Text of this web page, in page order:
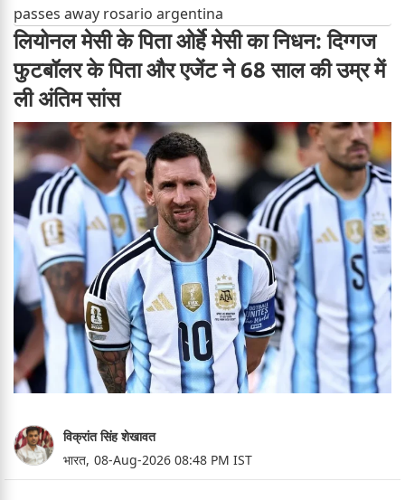
passes away rosario argentina
लियोनल मेसी के पिता ओर्हे मेसी का निधन: दिग्गज
फुटबॉलर के पिता और एजेंट ने 68 साल की उम्र में
ली अंतिम सांस
विक्रांत सिंह शेखावत
भारत, 08-Aug-2026 08:48 PM IST